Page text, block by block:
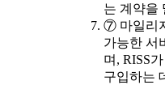
는 계약을
⑦ 마일리
가능한 서
며, RISS
구입하는